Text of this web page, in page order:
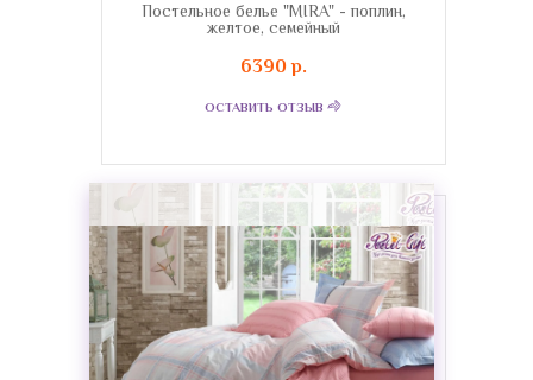
Постельное белье "MIRA" - поплин,
желтое, семейный
6390 р.
ОСТАВИТЬ ОТЗЫВ